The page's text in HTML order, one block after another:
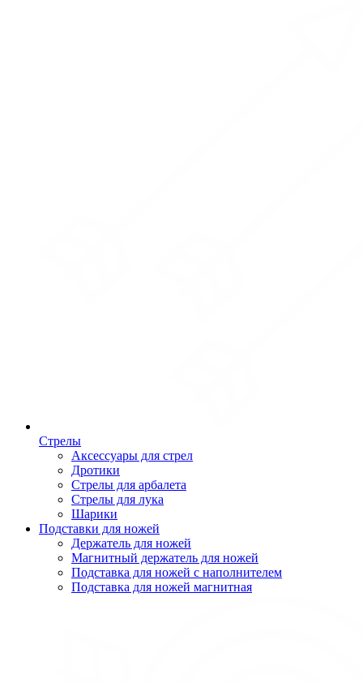
Стрелы
Аксессуары для стрел
Дротики
Стрелы для арбалета
Стрелы для лука
Шарики
Подставки для ножей
Держатель для ножей
Магнитный держатель для ножей
Подставка для ножей с наполнителем
Подставка для ножей магнитная